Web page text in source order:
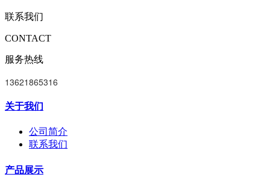
联系我们
CONTACT
服务热线
13621865316
关于我们
公司简介
联系我们
产品展示